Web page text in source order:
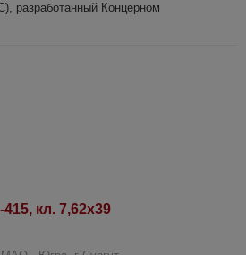
разработанный Концерном
кл. 7,62х39